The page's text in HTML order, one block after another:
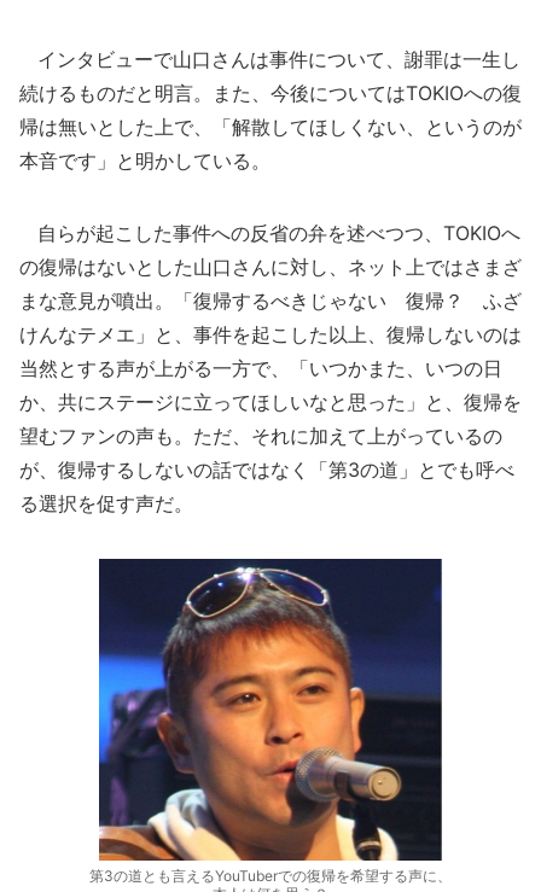
インタビューで山口さんは事件について、謝罪は一生し
続けるものだと明言。また、今後についてはTOKIOへの復
帰は無いとした上で、「解散してほしくない、というのが
本音です」と明かしている。
自らが起こした事件への反省の弁を述べつつ、TOKIOへ
の復帰はないとした山口さんに対し、ネット上ではさまざ
まな意見が噴出。「復帰するべきじゃない 復帰？ ふざ
けんなテメエ」と、事件を起こした以上、復帰しないのは
当然とする声が上がる一方で、「いつかまた、いつの日
か、共にステージに立ってほしいなと思った」と、復帰を
望むファンの声も。ただ、それに加えて上がっているの
が、復帰するしないの話ではなく「第3の道」とでも呼べ
る選択を促す声だ。
第3の道とも言えるYouTuberでの復帰を希望する声に、